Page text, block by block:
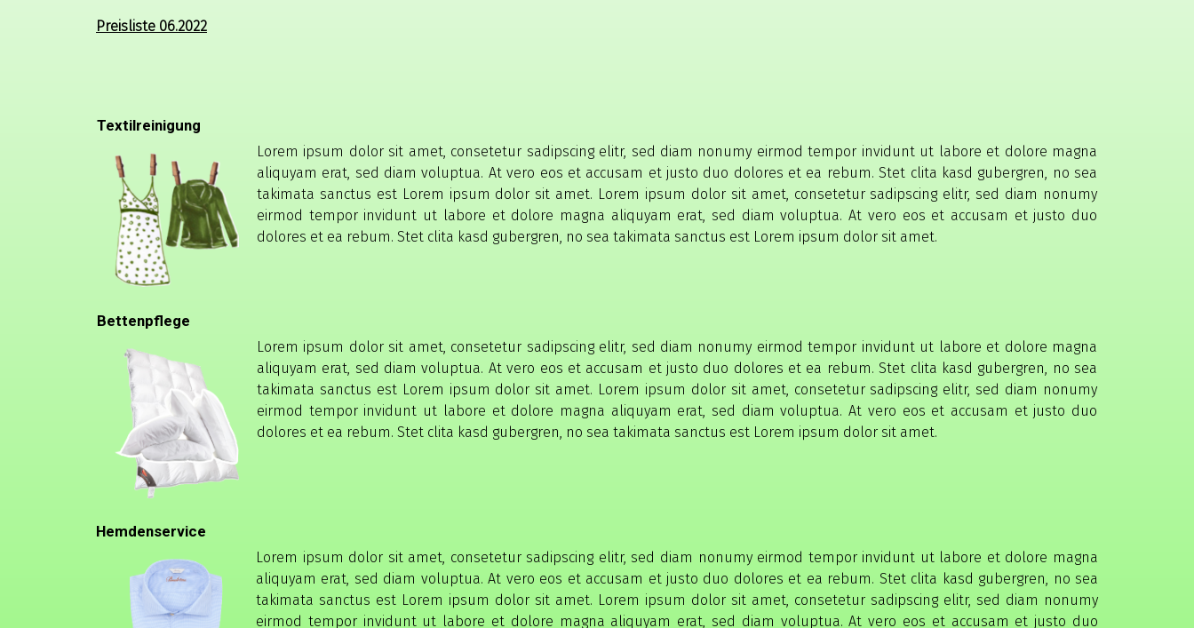
Preisliste 06.2022
Textilreinigung
Lorem ipsum dolor sit amet, consetetur sadipscing elitr, sed diam nonumy eirmod tempor invidunt ut labore et dolore magna
aliquyam erat, sed diam voluptua. At vero eos et accusam et justo duo dolores et ea rebum. Stet clita kasd gubergren, no sea
takimata sanctus est Lorem ipsum dolor sit amet. Lorem ipsum dolor sit amet, consetetur sadipscing elitr, sed diam nonumy
eirmod tempor invidunt ut labore et dolore magna aliquyam erat, sed diam voluptua. At vero eos et accusam et justo duo
dolores et ea rebum. Stet clita kasd gubergren, no sea takimata sanctus est Lorem ipsum dolor sit amet.
Bettenpflege
Lorem ipsum dolor sit amet, consetetur sadipscing elitr, sed diam nonumy eirmod tempor invidunt ut labore et dolore magna
aliquyam erat, sed diam voluptua. At vero eos et accusam et justo duo dolores et ea rebum. Stet clita kasd gubergren, no sea
takimata sanctus est Lorem ipsum dolor sit amet. Lorem ipsum dolor sit amet, consetetur sadipscing elitr, sed diam nonumy
eirmod tempor invidunt ut labore et dolore magna aliquyam erat, sed diam voluptua. At vero eos et accusam et justo duo
dolores et ea rebum. Stet clita kasd gubergren, no sea takimata sanctus est Lorem ipsum dolor sit amet.
Hemdenservice
Lorem ipsum dolor sit amet, consetetur sadipscing elitr, sed diam nonumy eirmod tempor invidunt ut labore et dolore magna
aliquyam erat, sed diam voluptua. At vero eos et accusam et justo duo dolores et ea rebum. Stet clita kasd gubergren, no sea
takimata sanctus est Lorem ipsum dolor sit amet. Lorem ipsum dolor sit amet, consetetur sadipscing elitr, sed diam nonumy
eirmod tempor invidunt ut labore et dolore magna aliquyam erat, sed diam voluptua. At vero eos et accusam et justo duo